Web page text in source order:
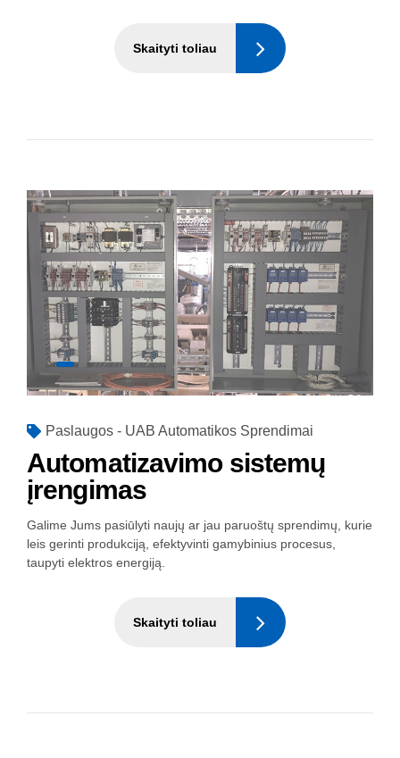
Skaityti toliau
Paslaugos - UAB Automatikos Sprendimai
Automatizavimo sistemų
įrengimas
Galime Jums pasiūlyti naujų ar jau paruoštų sprendimų, kurie
leis gerinti produkciją, efektyvinti gamybinius procesus,
taupyti elektros energiją.
Skaityti toliau